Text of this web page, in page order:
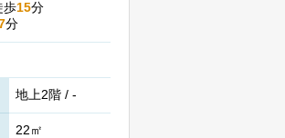
歩15分
分
地上2階 / -
22㎡